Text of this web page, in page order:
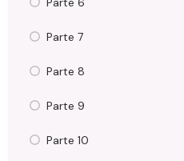
Parte 7
Parte 8
Parte 9
Parte 10